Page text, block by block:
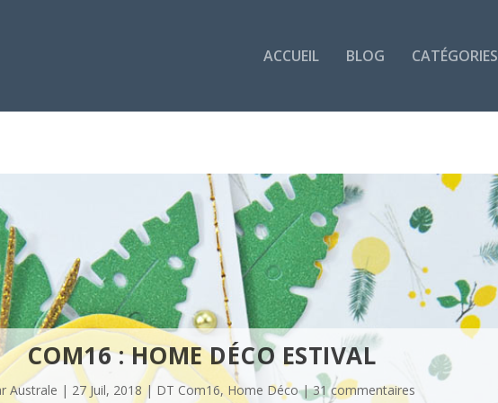
ACCUEIL BLOG CATÉGORIES
COM16 : HOME DÉCO ESTIVAL
Australe | 27 Juil, 2018 | DT Com16, Home Déco|31 commentaires